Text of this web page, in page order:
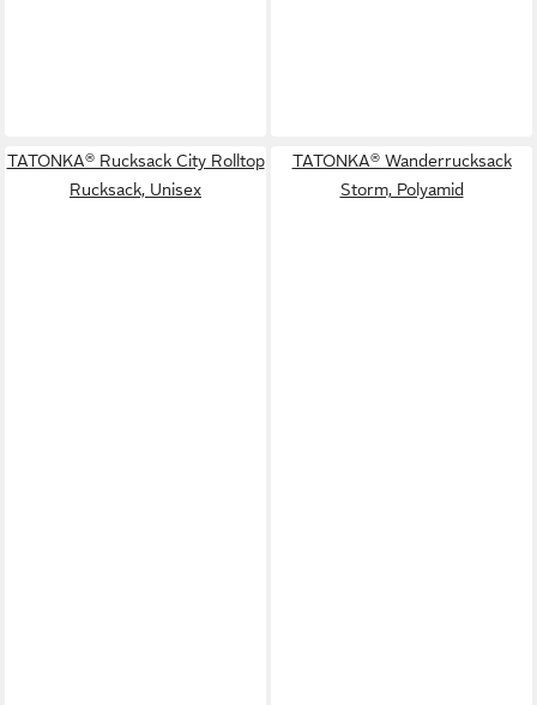
TATONKA® Rucksack City Rolltop
Rucksack, Unisex
TATONKA® Wanderrucksack
Storm, Polyamid